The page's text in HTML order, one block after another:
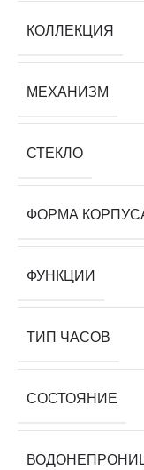
КОЛЛЕКЦИЯ
МЕХАНИЗМ
СТЕКЛО
ФОРМА
ФУНКЦИИ
ТИП ЧАСОВ
СОСТОЯНИЕ